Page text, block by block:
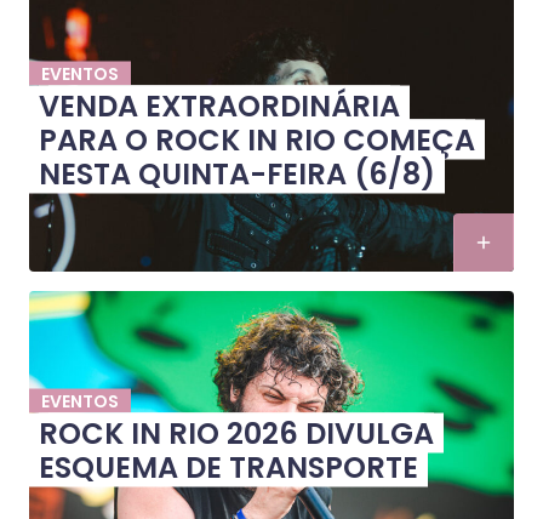
EVENTOS
VENDA EXTRAORDINÁRIA
PARA O ROCK IN RIO COMEÇA
NESTA QUINTA-FEIRA (6/8)
EVENTOS
ROCK IN RIO 2026 DIVULGA
ESQUEMA DE TRANSPORTE